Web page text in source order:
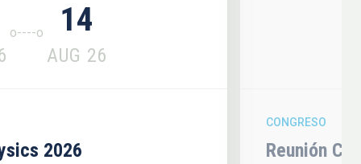
14
AUG 26
2026
CONGRESO
Reunión